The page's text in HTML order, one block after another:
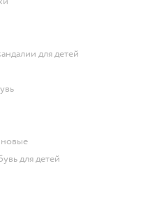
для детей
для детей